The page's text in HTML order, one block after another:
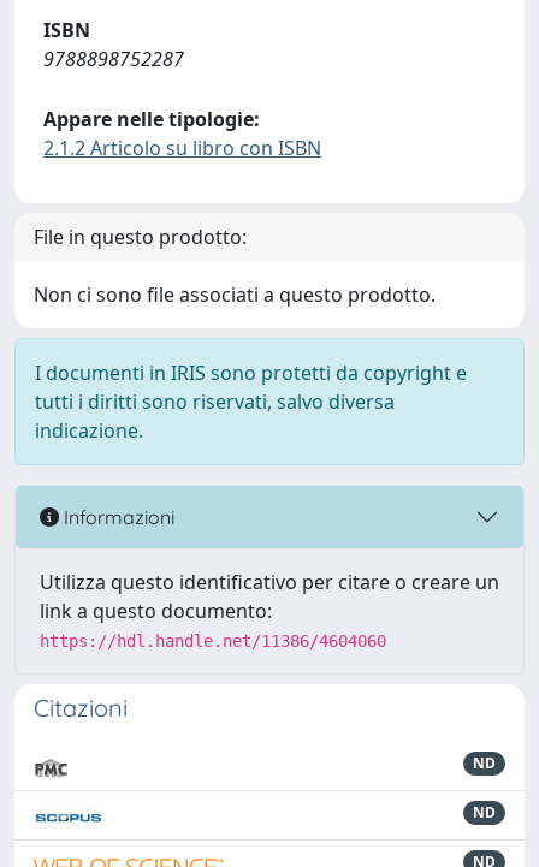
ISBN
9788898752287
Appare nelle tipologie:
2.1.2 Articolo su libro con ISBN
File in questo prodotto:
Non ci sono file associati a questo prodotto.
I documenti in IRIS sono protetti da copyright e
tutti i diritti sono riservati, salvo diversa
indicazione.
Informazioni
Utilizza questo identificativo per citare o creare un
link a questo documento:
https://hdl.handle.net/11386/4604060
Citazioni
ND
ND
ND